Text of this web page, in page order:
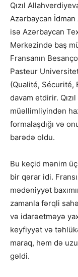
Qızıl
Azərbaycan
isə Azərbaycan
Mərkəzində baş
Fransanın
Pasteur
(Qualité, Sécurité,
davam etdirir.
müəllimliyindən
formalaşdığı və
barədə oldu.
Bu keçid mənim
bir qərar idi.
mədəniyyət
zamanla fərqli
və idarəetməyə
keyfiyyət və
maraq, həm də
gəldi.